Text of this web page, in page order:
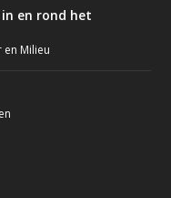
en rond het
en Milieu